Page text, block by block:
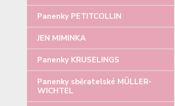
Panenky PETITCOLLIN
JEN MIMINKA
Panenky KRUSELINGS
Panenky sběratelské MÜLLER-
WICHTEL